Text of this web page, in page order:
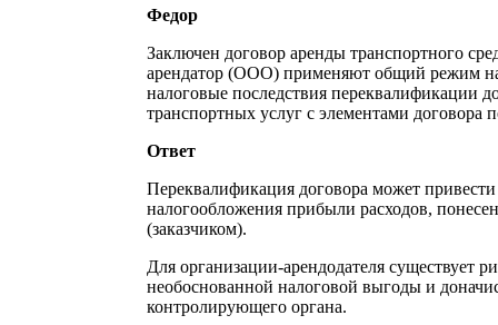
Федор
Заключен договор аренды транспортного
арендатор (ООО) применяют общий режим
налоговые последствия переквалификации
транспортных услуг с элементами договора
Ответ
Переквалификация договора может
налогообложения прибыли расходов,
(заказчиком).
Для организации-арендодателя существует
необоснованной налоговой выгоды и
контролирующего органа.